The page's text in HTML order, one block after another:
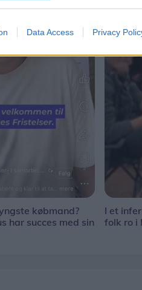
Data Access Privacy
købmand?
har succes med sin
I et
folk ro i